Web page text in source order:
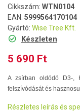
Cikkszám: WTN0104
EAN: 5999564170104
Gyártó: Wise Tree Kft.
Készleten
5 690 Ft
A zsírban oldódó D3-,
felszívódását és
Részletes leírás és